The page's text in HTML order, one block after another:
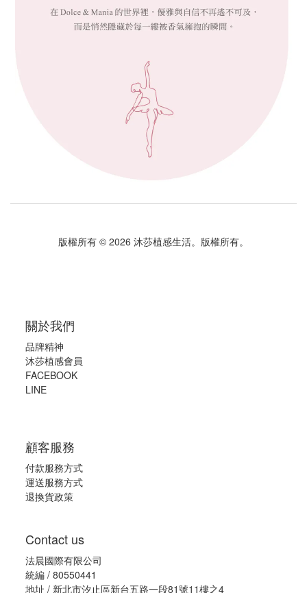
版權所有 © 2026 沐莎植感生活。版權所有。
關於我們
品牌精神
沐莎植感會員
FACEBOOK
LINE
顧客服務
付款服務方式
運送服務方式
退換貨政策
Contact us
法晨國際有限公司
統編 / 80550441
地址 / 新北市汐止區新台五路一段81號11樓之4